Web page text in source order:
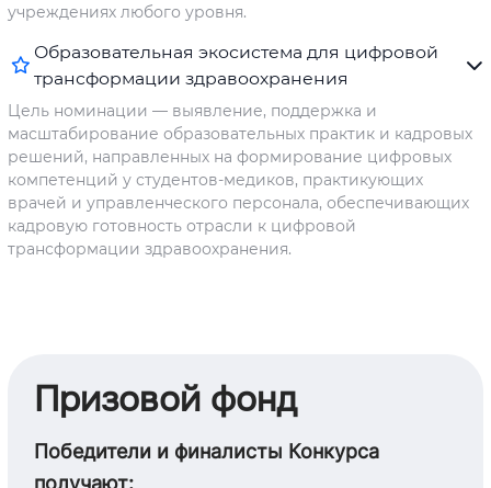
учреждениях любого уровня.
Образовательная экосистема для цифровой
трансформации здравоохранения
Цель номинации — выявление, поддержка и
масштабирование образовательных практик и кадровых
решений, направленных на формирование цифровых
компетенций у студентов-медиков, практикующих
врачей и управленческого персонала, обеспечивающих
кадровую готовность отрасли к цифровой
трансформации здравоохранения.
Призовой фонд
Победители и финалисты Конкурса
получают: